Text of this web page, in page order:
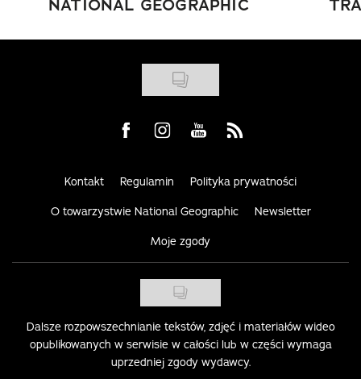
NATIONAL GEOGRAPHIC
Visit us on Facebook
Visit us on Instagram
Visit us on Youtube
Visit us on Rss
Kontakt Regulamin Polityka prywatności
O towarzystwie National Geographic Newsletter
Moje zgody
Dalsze rozpowszechnianie tekstów, zdjęć i materiałów wideo
opublikowanych w serwisie w całości lub w części wymaga
uprzedniej zgody wydawcy.